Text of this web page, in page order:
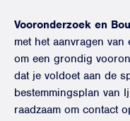
Vooronderzoek en
met het aanvragen
om een grondig
dat je voldoet aan de
bestemmingsplan van
raadzaam om contact